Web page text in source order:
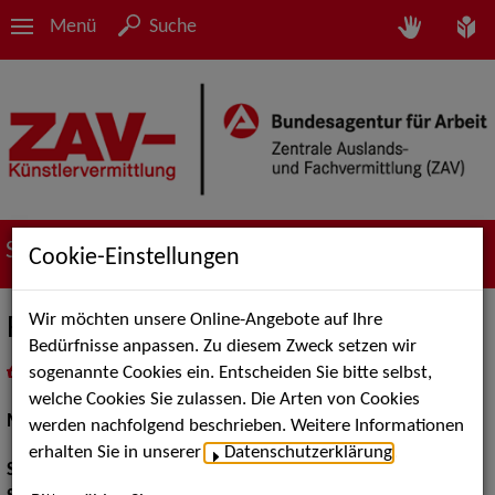
Menü Suche
Suche nach Künstler*innen
Riccarda Schönerstedt
als PDF speichern
inMeine Merklistelegen
Musical:Sängerin, Tänzerin
Stimmlage:
Cookie-Einstellungen
Wir möchten unsere Online-Angebote auf Ihre
Bedürfnisse anpassen. Zu diesem Zweck setzen wir
sogenannte Cookies ein. Entscheiden Sie bitte selbst,
welche Cookies Sie zulassen. Die Arten von Cookies
werden nachfolgend beschrieben. Weitere Informationen
erhalten Sie in unserer
Datenschutzerklärung